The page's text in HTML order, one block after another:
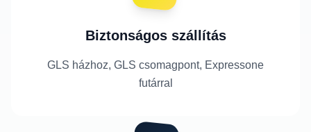
Biztonságos szállítás
GLS házhoz, GLS csomagpont, Expressone
futárral